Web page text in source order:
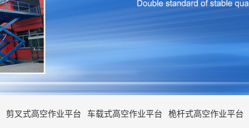
剪叉式高空作业平台 车载式高空作业平台 桅杆式高空作业平台